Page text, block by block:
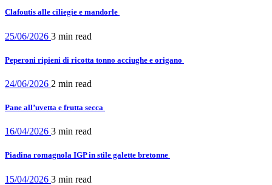
Clafoutis alle ciliegie e mandorle
25/06/2026 3 min read
Peperoni ripieni di ricotta tonno acciughe e origano
24/06/2026 2 min read
Pane all’uvetta e frutta secca
16/04/2026 3 min read
Piadina romagnola IGP in stile galette bretonne
15/04/2026 3 min read